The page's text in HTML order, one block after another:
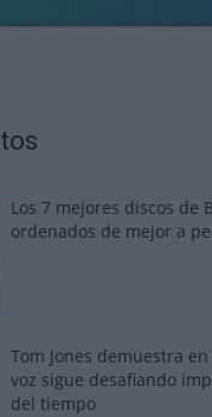
Los 7 mejores discos de
ordenados de mejor a
Tom Jones demuestra
voz sigue desafiando
del tiempo